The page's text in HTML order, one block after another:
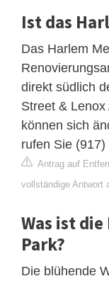
Ist das
Das Harlem
direkt südlich
Street &
können sich
rufen Sie
Antrag auf
vollständige Antwort
Was ist
Park?
Die blühende